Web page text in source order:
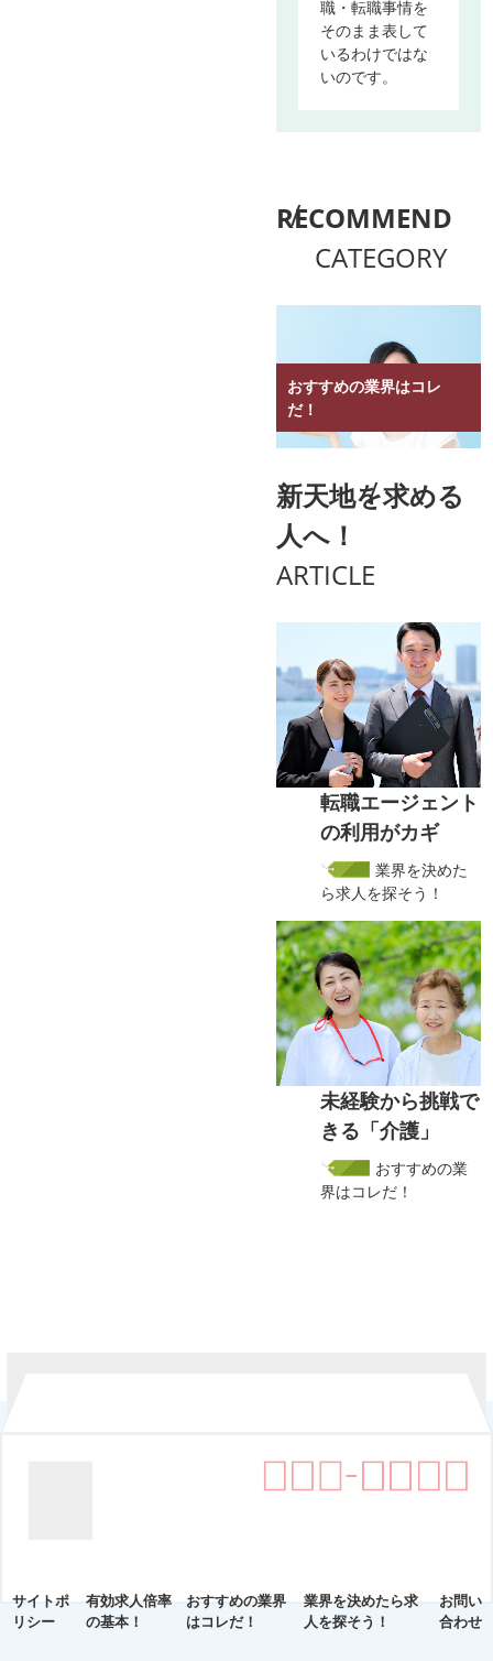
職・転職事情を
そのまま表して
いるわけではな
いのです。
RECOMMEND
CATEGORY
おすすめの業界はコレ
だ！
新天地を求める
人へ！
ARTICLE
転職エージェント
の利用がカギ
業界を決めた
ら求人を探そう！
未経験から挑戦で
きる「介護」
おすすめの業
界はコレだ！
サイトポ
リシー
有効求人倍率
の基本！
おすすめの業界
はコレだ！
業界を決めたら求
人を探そう！
お問い
合わせ